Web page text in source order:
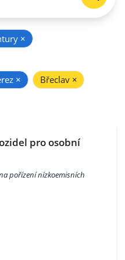
×
× Břeclav ×
pro osobní
pořízení nízkoemisních